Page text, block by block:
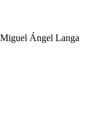
Ángel Langa